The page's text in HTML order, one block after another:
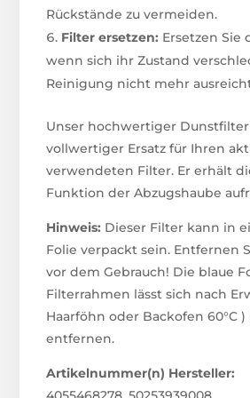
Rückstände zu vermeiden.
Filter ersetzen: Ersetzen Sie
wenn sich ihr Zustand
Reinigung nicht mehr
Unser hochwertiger
vollwertiger Ersatz für Ihren
verwendeten Filter. Er erhält
Funktion der Abzugshaube
Hinweis: Dieser Filter kann in
Folie verpackt sein. Entfernen
vor dem Gebrauch! Die blaue
Filterrahmen lässt sich nach
Haarföhn oder Backofen 60°C
entfernen.
Artikelnummer(n) Hersteller: